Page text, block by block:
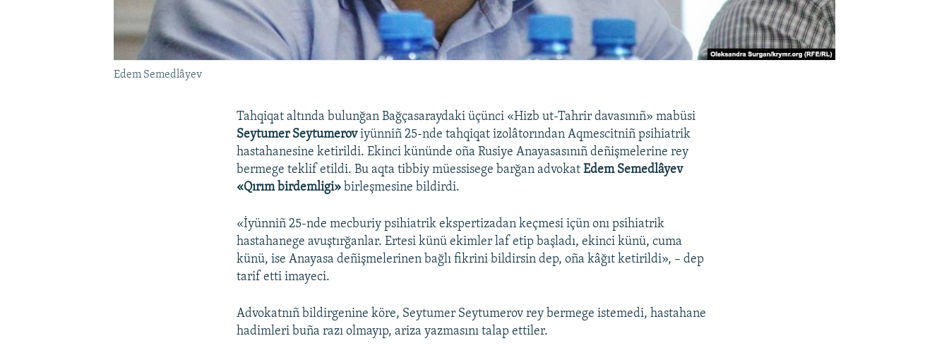
Edem Semedlâyev
Tahqiqat altında bulunğan Bağçasaraydaki üçünci «Hizb ut-Tahrir davasınıñ» mabüsi
Seytumer Seytumeroviyünniñ 25-nde tahqiqat izolâtorından Aqmescitniñ psihiatrik
hastahanesine ketirildi. Ekinci kününde oña Rusiye Anayasasınıñ deñişmelerine rey
bermege teklif etildi. Bu aqta tibbiy müessisege barğan advokat Edem Semedlâyev
«Qırım birdemligi» birleşmesine bildirdi.
«İyünniñ 25-nde mecburiy psihiatrik ekspertizadan keçmesi içün onı psihiatrik
hastahanege avuştırğanlar. Ertesi künü ekimler laf etip başladı, ekinci künü, cuma
künü, ise Anayasa deñişmelerinen bağlı fikrini bildirsin dep, oña kâğıt ketirildi», – dep
tarif etti imayeci.
Advokatnıñ bildirgenine köre, Seytumer Seytumerov rey bermege istemedi, hastahane
hadimleri buña razı olmayıp, ariza yazmasını talap ettiler.